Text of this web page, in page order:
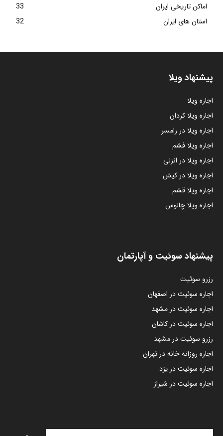
اماکن تاریخی ایران
33
استان های ایران
32
پیشنهاد ویلا
اجاره ویلا
اجاره ویلا کردان
اجاره ویلا در رامسر
اجاره ویلا فشم
اجاره ویلا در انزلی
اجاره ویلا در کیش
اجاره ویلا قشم
اجاره ویلا چالوس
پیشنهاد سوئیت و آپارتمان
رزرو سوئیت
اجاره سوئیت در اصفهان
اجاره سوئیت در مشهد
اجاره سوئیت در کاشان
رزرو سوئیت در مشهد
اجاره روزانه خانه در تهران
اجاره سوئیت در یزد
اجاره سوئیت در شیراز